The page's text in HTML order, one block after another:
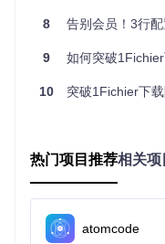
分配任务，实现下载速
断点续传机制：网络恢
1fichier-dl的断点续传
中断后恢复连接时，能
这一功能确保了99.6%
8 告别会员！3行配置
9 如何突破1Fichier下载
10 突破1Fichier下载限制：
热门项目推荐相关项
atomcode